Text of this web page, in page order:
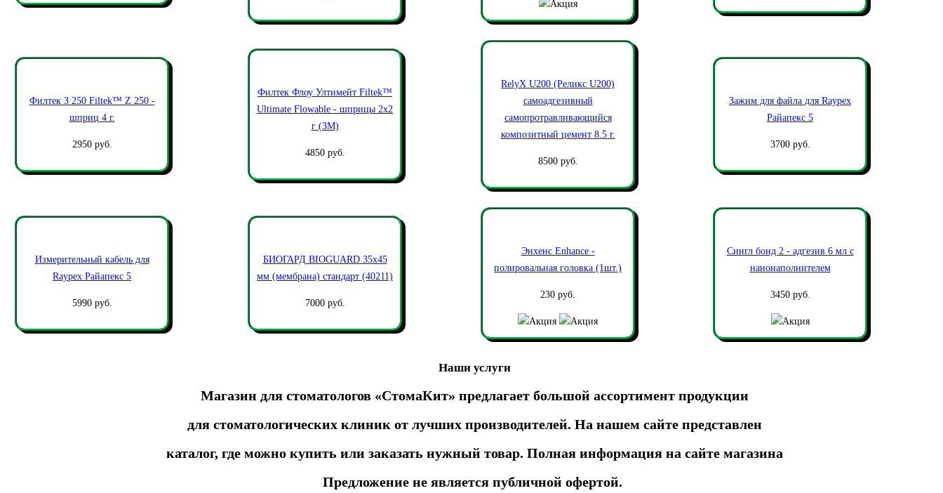
Филтек З 250 Filtek™ Z 250 -
шприц 4 г.
2950 руб.
Филтек Флоу Ултимейт Filtek™
Ultimate Flowable - шприцы 2х2
г (3М)
4850 руб.
RelyX U200 (Реликс U200)
самоадгезивный
самопротравливающийся
композитный цемент 8.5 г.
8500 руб.
Зажим для файла для Raypex
Райапекс 5
3700 руб.
Измерительный кабель для
Raypex Райапекс 5
5990 руб.
БИОГАРД BIOGUARD 35х45
мм (мембрана) стандарт (40211)
7000 руб.
Энхенс Enhance -
полировальная головка (1шт.)
230 руб.
Сингл бонд 2 - адгезив 6 мл с
нанонаполнителем
3450 руб.
Наши услуги
Магазин для стоматологов «СтомаКит» предлагает большой ассортимент продукции
для стоматологических клиник от лучших производителей. На нашем сайте представлен
каталог, где можно купить или заказать нужный товар. Полная информация на сайте магазина
Предложение не является публичной офертой.